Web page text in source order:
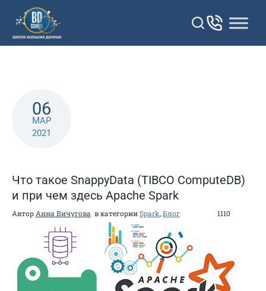
Перейти
контенту
06
МАР
2021
Что такое SnappyData (TIBCO ComputeDB)
и при чем здесь Apache Spark
Автор Анна Вичугова в категорииSpark,Блог 1110